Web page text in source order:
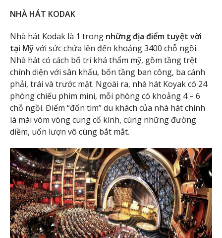
NHÀ HÁT KODAK
Nhà hát Kodak là 1 trong những địa điểm tuyệt vời
tại Mỹvới sức chứa lên đến khoảng 3400 chỗ ngồi.
Nhà hát có cách bố trí khá thẩm mỹ, gồm tầng trệt
chính diện với sân khấu, bốn tầng ban công, ba cánh
phải, trái và trước mặt. Ngoài ra, nhà hát Koyak có 24
phòng chiếu phim mini, mỗi phòng có khoảng 4 – 6
chỗ ngồi. Điểm “đốn tim” du khách của nhà hát chính
là mái vòm vòng cung cổ kính, cùng những đường
diềm, uốn lượn vô cùng bắt mắt.